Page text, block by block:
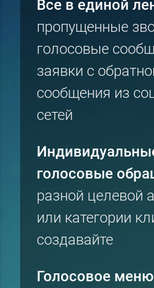
Все в единой
пропущенные
голосовые
заявки с
сообщения из
сетей
голосовые
разной целевой
или категории
создавайте
Голосовое меню